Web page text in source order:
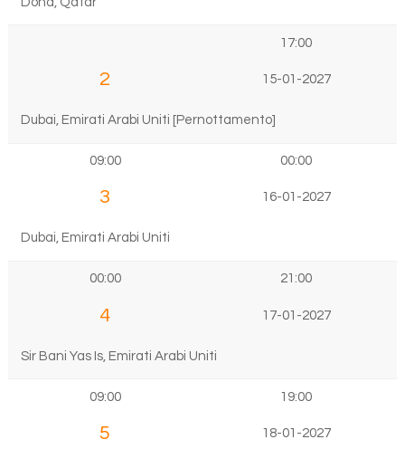
17:00
2 15-01-2027
Dubai, Emirati Arabi Uniti [Pernottamento]
09:00 00:00
3 16-01-2027
Dubai, Emirati Arabi Uniti
00:00 21:00
4 17-01-2027
Sir Bani Yas Is, Emirati Arabi Uniti
09:00 19:00
5 18-01-2027